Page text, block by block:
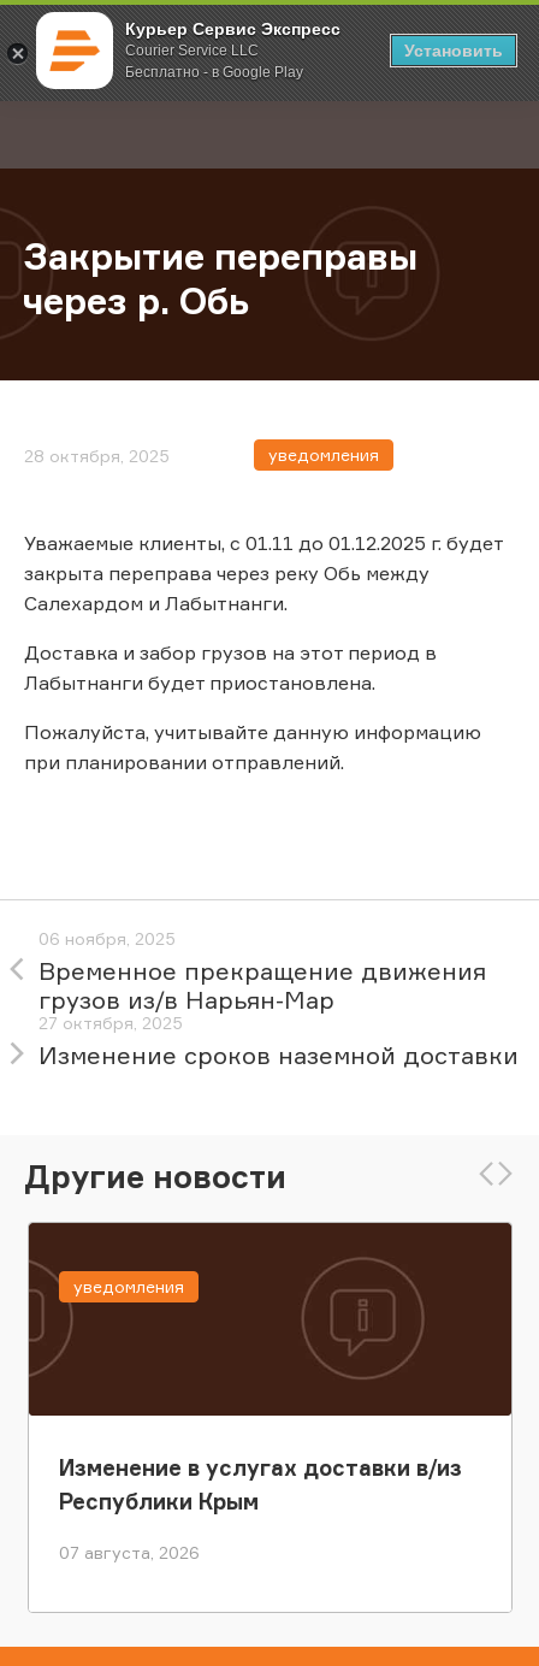
Курьер Сервис Экспресс
Courier Service LLC
Бесплатно - в Google Play
Установить
; Главная О компании Новости Закрытие переправы через р. Обь
Закрытие переправы
через р. Обь
28 октября, 2025 уведомления
Уважаемые клиенты, с 01.11 до 01.12.2025 г. будет
закрыта переправа через реку Обь между
Салехардом и Лабытнанги.
Доставка и забор грузов на этот период в
Лабытнанги будет приостановлена.
Пожалуйста, учитывайте данную информацию
при планировании отправлений.
06 ноября, 2025
Временное прекращение движения
грузов из/в Нарьян-Мар
27 октября, 2025
Изменение сроков наземной доставки
Другие новости
Изменение в услугах доставки в/из
Республики Крым
07 августа, 2026
уведомления